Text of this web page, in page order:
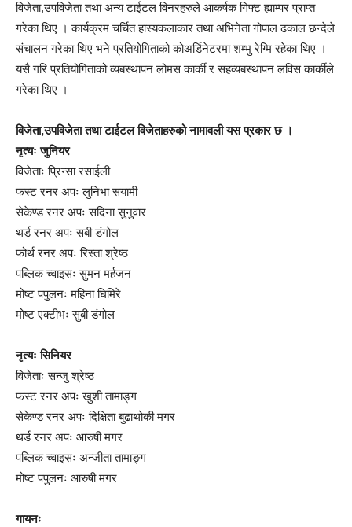
विजेता,उपविजेता तथा अन्य टाईटल विनरहरुले आकर्षक गिफ्ट ह्याम्पर प्राप्त
गरेका थिए । कार्यक्रम चर्चित हास्यकलाकार तथा अभिनेता गोपाल ढकाल छन्देले
संचालन गरेका थिए भने प्रतियोगिताको कोअर्डिनेटरमा शम्भु रेग्मि रहेका थिए ।
यसै गरि प्रतियोगिताको व्यबस्थापन लोमस कार्की र सहव्यबस्थापन लविस कार्कीले
गरेका थिए ।
विजेता,उपविजेता तथा टाईटल विजेताहरुको नामावली यस प्रकार छ ।
नृत्यः जुनियर
विजेताः प्रिन्सा रसाईली
फस्ट रनर अपः लुनिभा सयामी
सेकेण्ड रनर अपः सदिना सुनुवार
थर्ड रनर अपः सबी डंगोल
फोर्थ रनर अपः रिस्ता श्रेष्ठ
पब्लिक च्वाइसः सुमन मर्हजन
मोष्ट पपुलनः महिना घिमिरे
मोष्ट एक्टीभः सुबी डंगोल
नृत्यः सिनियर
विजेताः सन्जु श्रेष्ठ
फस्ट रनर अपः खुशी तामाङ्ग
सेकेण्ड रनर अपः दिक्षिता बुढाथोकी मगर
थर्ड रनर अपः आरुषी मगर
पब्लिक च्वाइसः अन्जीता तामाङ्ग
मोष्ट पपुलनः आरुषी मगर
गायनः